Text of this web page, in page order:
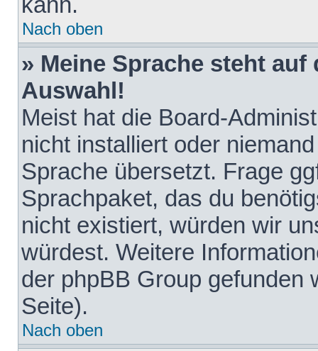
Nach oben
» Meine Sprache steht
Auswahl!
Meist hat die Board-
nicht installiert oder
Sprache übersetzt. Frage
Sprachpaket, das du
nicht existiert, würden wir
würdest. Weitere
der phpBB Group gefunden
Seite).
Nach oben